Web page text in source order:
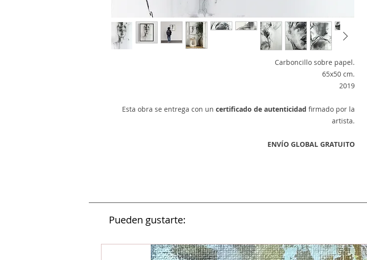
Carboncillo sobre papel.
65x50 cm.
2019
Esta obra se entrega con un certificado de autenticidad firmado por la
artista.
ENVÍO GLOBAL GRATUITO
Pueden gustarte: